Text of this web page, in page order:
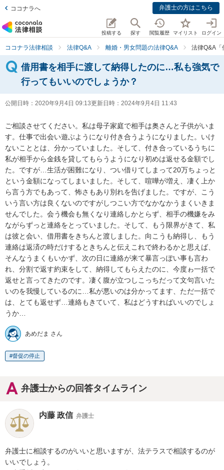
ココナラへ 弁護士の方はこちら
投稿する 探す 閲覧履歴 マイリスト ログイン
ココナラ法律相談 法律Q&A 離婚・男女問題の法律Q&A 法律Q&A
借用書を相手に渡して納得したのに…私も強気で
行ってもいいのでしょうか？
公開日時： 2020年9月4日 09:13更新日時： 2024年9月4日 11:43
ご相談させてください。私は母子家庭で相手は奥さんと子供がいま
す。仕事で出会い遊ぶようになり付き合うようになりました。いけ
ないこととは、分かっていました。そして、付き合っているうちに
私が相手から金銭を貸してもらうようになり初めは返せる金額でし
た。ですが…生活が困難になり、つい借りてしまって20万ちょっと
という金額になってしまいました。そして、喧嘩が増え、凄く上か
ら言う方でもあって、怖さもあり別れを告げました。ですが、こう
いう言い方は良くないのですがしつこい方でなかなかうまくいきま
せんでした。会う機会も無くなり連絡しかとらず、相手の機嫌をみ
ながらずっと連絡をとっていました。そして、もう限界がきて、私
は彼と会い、借用書をきちんと渡しました。向こうも納得し、もう
連絡は返済の時だけするときちんと伝えこれで終わるかと思えば、
そんなうまくもいかず、次の日に連絡が来て暴言っぽい事も言わ
れ、分割で返す約束をして、納得してもらえたのに、今度ゎ一括で
返せと言ってきたのです。凄く腹が立つしこっちだって文句言いた
いのを我慢しているのに…私が悪いのは分かってます、ただ一括で
は、とても返せず…連絡もきていて、私はどうすればいいのでしょ
うか…
あめだま さん
督促の停止
弁護士からの回答タイムライン
内藤 政信 弁護士
弁護士に相談するのがいいと思いますが、法テラスで相談するのが
いいでしょう。